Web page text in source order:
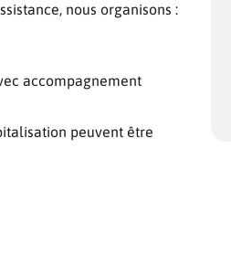
nous organisons :
accompagnement
peuvent être